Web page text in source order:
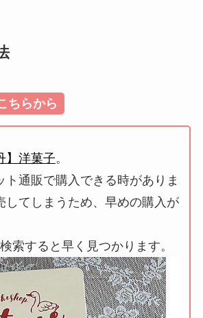
ちらから
】洋菓子。
ト通販で購入できる時がありま
してしまうため、早めの購入が
索すると早く見つかります。